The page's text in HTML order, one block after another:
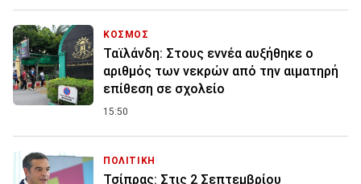
ΚΟΣΜΟΣ
Ταϊλάνδη: Στους εννέα αυξήθηκε ο
αριθμός των νεκρών από την αιματηρή
επίθεση σε σχολείο
15:50
ΠΟΛΙΤΙΚΗ
Τσίπρας: Στις 2 Σεπτεμβρίου